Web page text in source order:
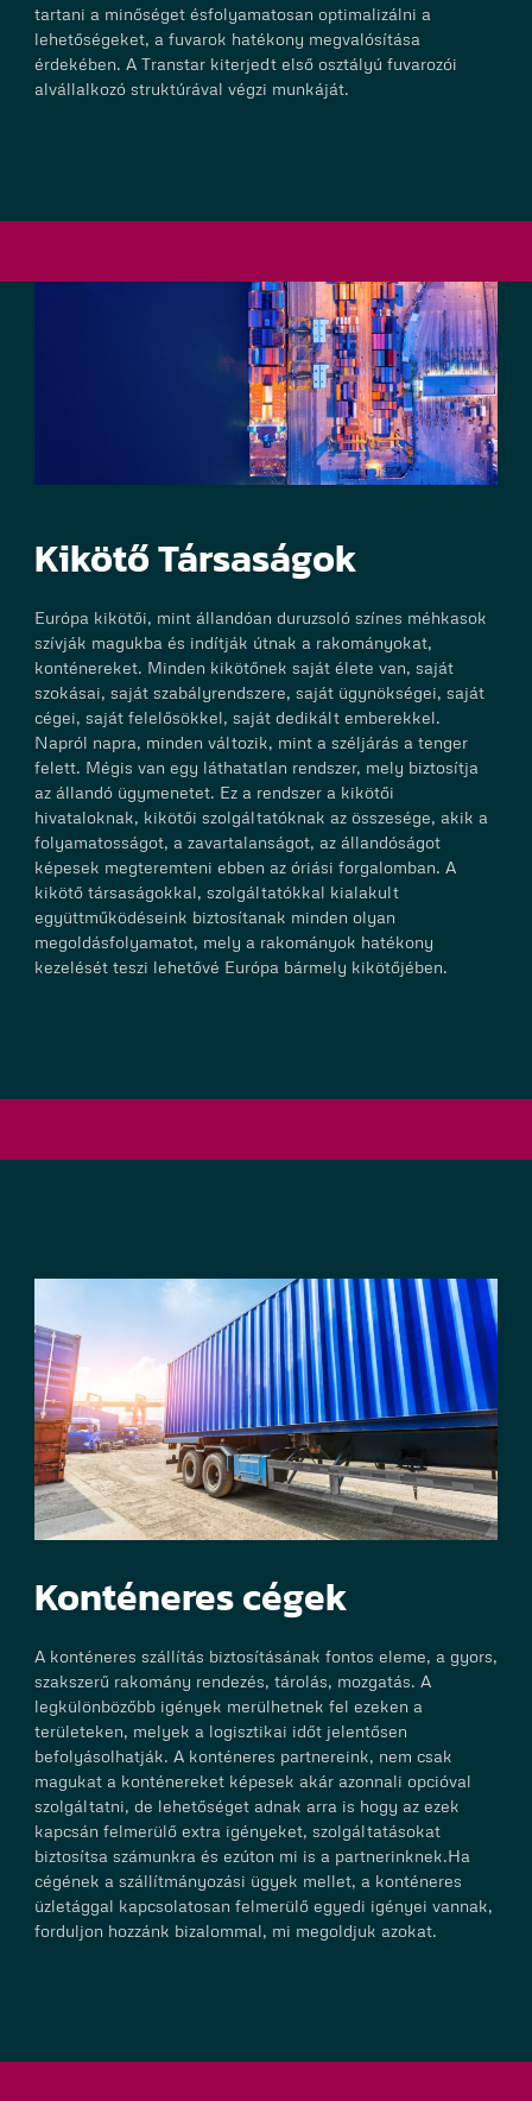
tartani a minőséget ésfolyamatosan optimalizálni a
lehetőségeket, a fuvarok hatékony megvalósítása
érdekében. A Transtar kiterjedt első osztályú fuvarozói
alvállalkozó struktúrával végzi munkáját.
Kikötő Társaságok
Európa kikötői, mint állandóan duruzsoló színes méhkasok
szívják magukba és indítják útnak a rakományokat,
konténereket. Minden kikötőnek saját élete van, saját
szokásai, saját szabályrendszere, saját ügynökségei, saját
cégei, saját felelősökkel, saját dedikált emberekkel.
Napról napra, minden változik, mint a széljárás a tenger
felett. Mégis van egy láthatatlan rendszer, mely biztosítja
az állandó ügymenetet. Ez a rendszer a kikötői
hivataloknak, kikötői szolgáltatóknak az összesége, akik a
folyamatosságot, a zavartalanságot, az állandóságot
képesek megteremteni ebben az óriási forgalomban. A
kikötő társaságokkal, szolgáltatókkal kialakult
együttműködéseink biztosítanak minden olyan
megoldásfolyamatot, mely a rakományok hatékony
kezelését teszi lehetővé Európa bármely kikötőjében.
Konténeres cégek
A konténeres szállítás biztosításának fontos eleme, a gyors,
szakszerű rakomány rendezés, tárolás, mozgatás. A
legkülönbözőbb igények merülhetnek fel ezeken a
területeken, melyek a logisztikai időt jelentősen
befolyásolhatják. A konténeres partnereink, nem csak
magukat a konténereket képesek akár azonnali opcióval
szolgáltatni, de lehetőséget adnak arra is hogy az ezek
kapcsán felmerülő extra igényeket, szolgáltatásokat
biztosítsa számunkra és ezúton mi is a partnerinknek.Ha
cégének a szállítmányozási ügyek mellet, a konténeres
üzletággal kapcsolatosan felmerülő egyedi igényei vannak,
forduljon hozzánk bizalommal, mi megoldjuk azokat.